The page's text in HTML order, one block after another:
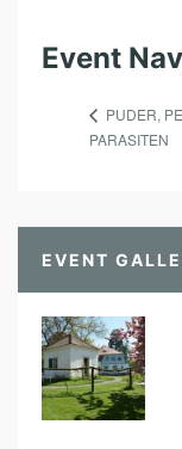
Event
PUDER,
PARASITEN
EVENT